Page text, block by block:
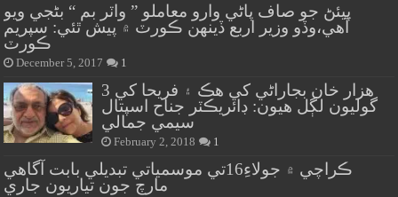
پيئڻ جو صاف پاڻي وارو معاملو ” واٽر بم “ بڻجي ويو
آهي،وڏو وزير اربع ڏينهن ڪورٽ ۾ پيش ٿئي: سپريم
ڪورٽ
December 5, 2017 1
هزار خان بجاراڻي کي هڪ ۽ فريحا کي 3
گوليون لڳل هيون: ڊائريڪٽر جناح اسپتال
سيمي جمالي
February 2, 2018 1
ڪراچي ۾ جولاءِ16تي موسمياتي تبديلي بابت آگاهي
مارچ جون تياريون جاري